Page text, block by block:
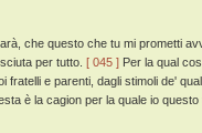
che questo che tu mi prometti
per tutto. [ 045 ] Per la qual
fratelli e parenti, dagli stimoli de'
è la cagion per la quale io questo